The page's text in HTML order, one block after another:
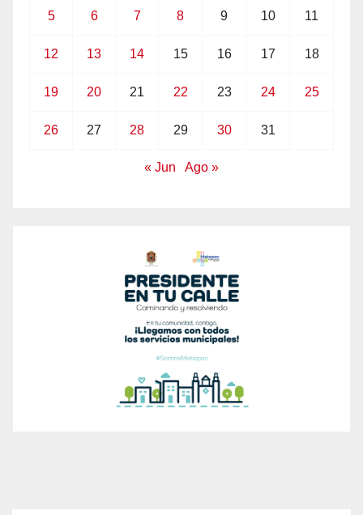
5 6 7 8 9 10 11
12 13 14 15 16 17 18
19 20 21 22 23 24 25
26 27 28 29 30 31
« Jun Ago »